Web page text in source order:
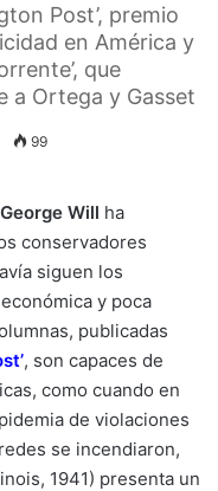
Post’, premio
en América y
que
a Ortega y Gasset
99
George Will ha
conservadores
siguen los
y poca
publicadas
, son capaces de
como cuando en
de violaciones
se incendiaron,
1941) presenta un